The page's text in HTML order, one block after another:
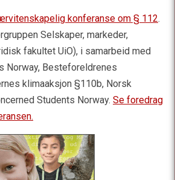
konferanse om § 112.
Selskaper, markeder,
fakultet UiO), i samarbeid med
Norway, Besteforeldrenes
klimaaksjon §110b, Norsk
Students Norway. Se foredrag
.